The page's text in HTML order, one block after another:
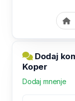
Dodaj
Koper
Dodaj mnenje